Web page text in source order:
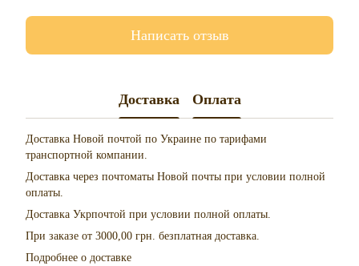
Написать отзыв
Доставка Оплата
Доставка Новой почтой по Украине по тарифами
транспортной компании.
Доставка через почтоматы Новой почты при условии полной
оплаты.
Доставка Укрпочтой при условии полной оплаты.
При заказе от 3000,00 грн. безплатная доставка.
Подробнее о доставке